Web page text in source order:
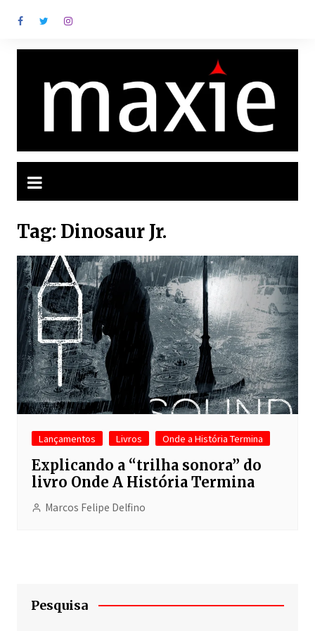
para
Tag: Dinosaur Jr.
Lançamentos Livros Onde a História Termina
Explicando a “trilha sonora” do
livro Onde A História Termina
Marcos Felipe Delfino
Pesquisa